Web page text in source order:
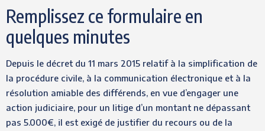
Remplissez ce formulaire en
quelques minutes
Depuis le décret du 11 mars 2015 relatif à la simplification de
la procédure civile, à la communication électronique et à la
résolution amiable des différends, en vue d’engager une
action judiciaire, pour un litige d’un montant ne dépassant
pas 5.000€, il est exigé de justifier du recours ou de la